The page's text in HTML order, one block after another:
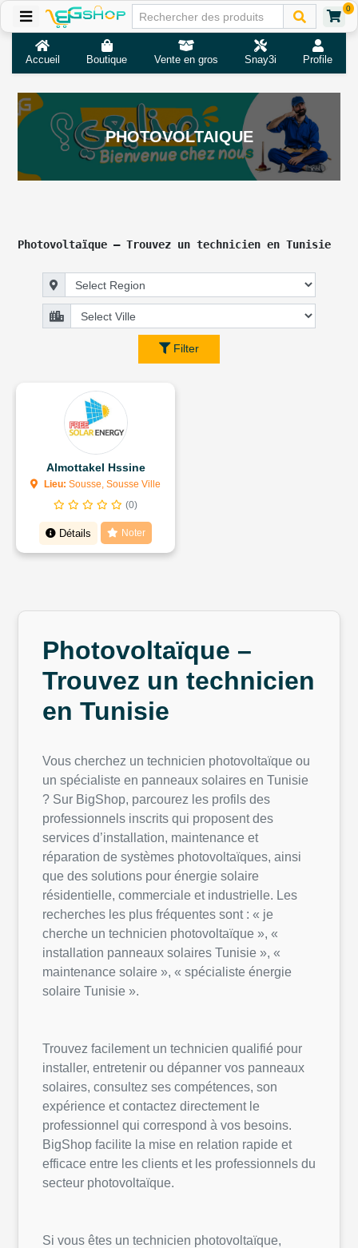
0
Accueil Boutique Vente en gros Snay3i Profile
PHOTOVOLTAIQUE
Photovoltaïque – Trouvez un technicien en Tunisie
Filter
Almottakel Hssine
Lieu: Sousse, Sousse Ville
(0)
Détails Noter
Photovoltaïque –
Trouvez un technicien
en Tunisie
Vous cherchez un technicien photovoltaïque ou
un spécialiste en panneaux solaires en Tunisie
? Sur BigShop, parcourez les profils des
professionnels inscrits qui proposent des
services d’installation, maintenance et
réparation de systèmes photovoltaïques, ainsi
que des solutions pour énergie solaire
résidentielle, commerciale et industrielle. Les
recherches les plus fréquentes sont : « je
cherche un technicien photovoltaïque », «
installation panneaux solaires Tunisie », «
maintenance solaire », « spécialiste énergie
solaire Tunisie ».
Trouvez facilement un technicien qualifié pour
installer, entretenir ou dépanner vos panneaux
solaires, consultez ses compétences, son
expérience et contactez directement le
professionnel qui correspond à vos besoins.
BigShop facilite la mise en relation rapide et
efficace entre les clients et les professionnels du
secteur photovoltaïque.
Si vous êtes un technicien photovoltaïque,